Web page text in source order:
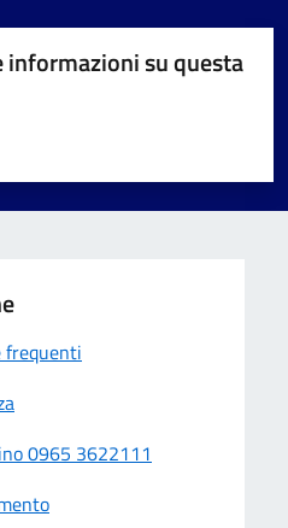
informazioni su questa
su 5
5
frequenti
0965 3622111